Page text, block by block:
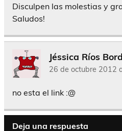
Disculpen las molestias y
Saludos!
Jéssica Ríos
26 de octubre 2012
no esta el link :@
Deja una respuesta